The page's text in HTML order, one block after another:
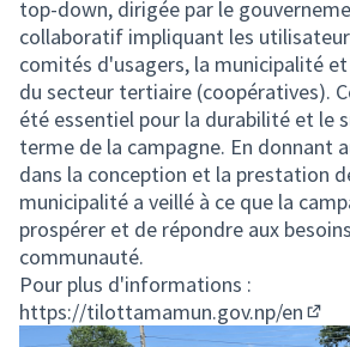
top-down, dirigée par le
collaboratif impliquant les
comités d'usagers, la municipalité
du secteur tertiaire (coopératives).
été essentiel pour la durabilité et le
terme de la campagne. En donnant
dans la conception et la prestation
municipalité a veillé à ce que la
prospérer et de répondre aux
communauté.
Pour plus d'informations :
https://tilottamamun.gov.np/en